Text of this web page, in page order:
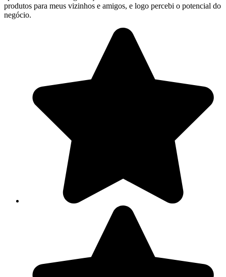
produtos para meus vizinhos e amigos, e logo percebi o potencial do
negócio.